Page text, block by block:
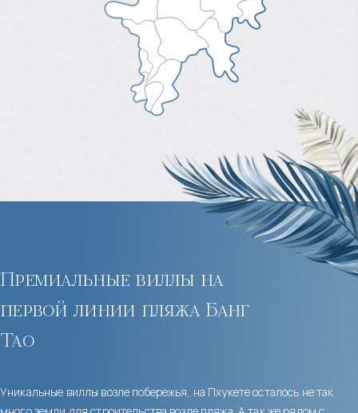
Премиальные виллы на
первой линии пляжа Банг
Тао
Уникальные виллы возле побережья, на Пхукете осталось не так